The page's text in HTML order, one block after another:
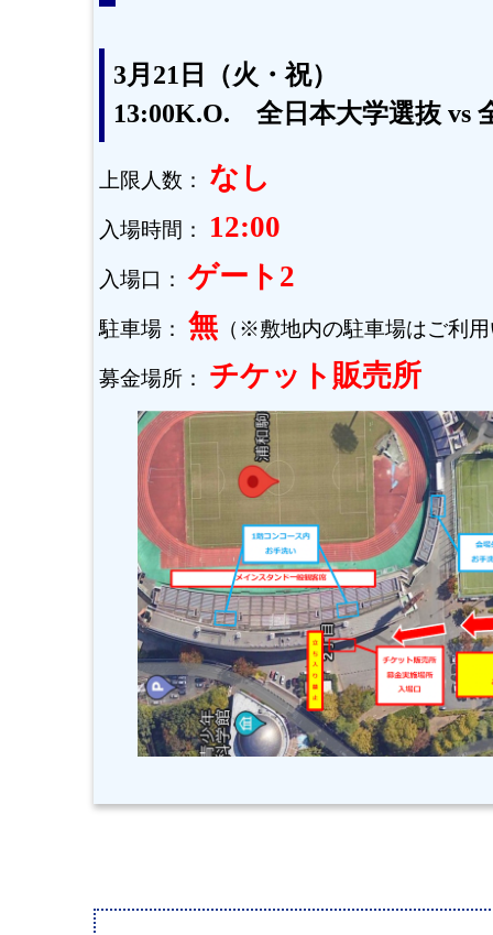
3月21日（火・祝）
13:00K.O. 全日本大学選抜 vs
上限人数： なし
入場時間： 12:00
入場口：ゲート2
駐車場： 無 （※敷地内の駐車場はご利
募金場所： チケット販売所